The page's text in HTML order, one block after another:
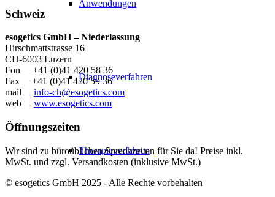
Anwendungen
Diagnoseverfahren
Therapieverfahren
Schweiz
esogetics GmbH – Niederlassung
Hirschmattstrasse 16
CH-6003 Luzern
Fon +41 (0)41 420 58 36
Fax +41 (0)41 420 59 36
mail info-ch@esogetics.com
web www.esogetics.com
Öffnungszeiten
Wir sind zu büroüblichen Sprechzeiten für Sie da! Preise inkl.
MwSt. und zzgl. Versandkosten (inklusive MwSt.)
© esogetics GmbH 2025 - Alle Rechte vorbehalten